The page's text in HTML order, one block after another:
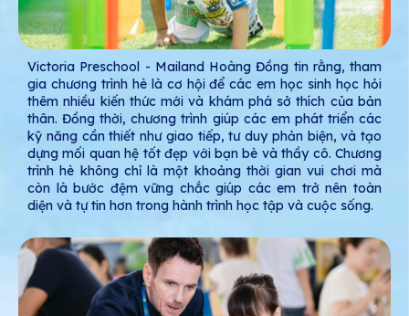
Victoria Preschool - Mailand Hoàng Đồng tin rằng, tham
gia chương trình hè là cơ hội để các em học sinh học hỏi
thêm nhiều kiến thức mới và khám phá sở thích của bản
thân. Đồng thời, chương trình giúp các em phát triển các
kỹ năng cần thiết như giao tiếp, tư duy phản biện, và tạo
dựng mối quan hệ tốt đẹp với bạn bè và thầy cô. Chương
trình hè không chỉ là một khoảng thời gian vui chơi mà
còn là bước đệm vững chắc giúp các em trở nên toàn
diện và tự tin hơn trong hành trình học tập và cuộc sống.